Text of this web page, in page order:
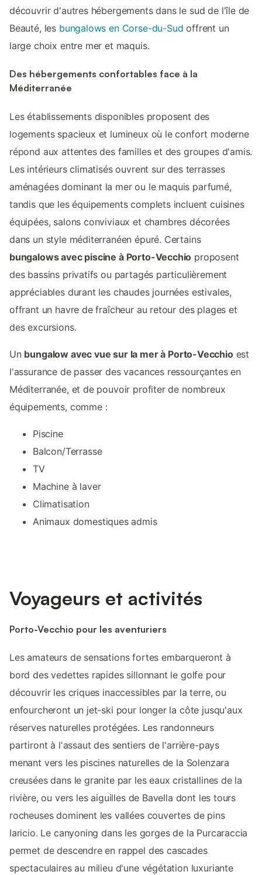
découvrir d'autres hébergements dans le sud de l'île de
Beauté, les bungalows en Corse-du-Sud offrent un
large choix entre mer et maquis.
Des hébergements confortables face à la
Méditerranée
Les établissements disponibles proposent des
logements spacieux et lumineux où le confort moderne
répond aux attentes des familles et des groupes d'amis.
Les intérieurs climatisés ouvrent sur des terrasses
aménagées dominant la mer ou le maquis parfumé,
tandis que les équipements complets incluent cuisines
équipées, salons conviviaux et chambres décorées
dans un style méditerranéen épuré. Certains
bungalows avec piscine à Porto-Vecchio proposent
des bassins privatifs ou partagés particulièrement
appréciables durant les chaudes journées estivales,
offrant un havre de fraîcheur au retour des plages et
des excursions.
Un bungalow avec vue sur la mer à Porto-Vecchioest
l'assurance de passer des vacances ressourçantes en
Méditerranée, et de pouvoir profiter de nombreux
équipements, comme :
Piscine
Balcon/Terrasse
TV
Machine à laver
Climatisation
Animaux domestiques admis
Voyageurs et activités
Porto-Vecchio pour les aventuriers
Les amateurs de sensations fortes embarqueront à
bord des vedettes rapides sillonnant le golfe pour
découvrir les criques inaccessibles par la terre, ou
enfourcheront un jet-ski pour longer la côte jusqu'aux
réserves naturelles protégées. Les randonneurs
partiront à l'assaut des sentiers de l'arrière-pays
menant vers les piscines naturelles de la Solenzara
creusées dans le granite par les eaux cristallines de la
rivière, ou vers les aiguilles de Bavella dont les tours
rocheuses dominent les vallées couvertes de pins
laricio. Le canyoning dans les gorges de la Purcaraccia
permet de descendre en rappel des cascades
spectaculaires au milieu d'une végétation luxuriante